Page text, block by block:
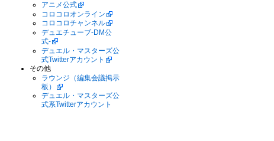
アニメ公式
コロコロオンライン
コロコロチャンネル
デュエチューブ-DM公
式-
デュエル・マスターズ公
式Twitterアカウント
その他
ラウンジ（編集会議掲示
板）
デュエル・マスターズ公
式系Twitterアカウント